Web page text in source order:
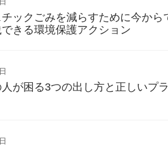
ックごみを減らすために今から
きる環境保護アクション
が困る3つの出し方と正しいプ